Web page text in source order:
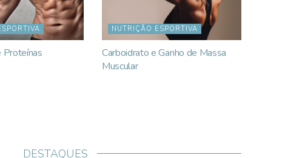
NUTRIÇÃO ESPORTIVA
Carboidrato e Ganho de Massa
Muscular
DESTAQUES